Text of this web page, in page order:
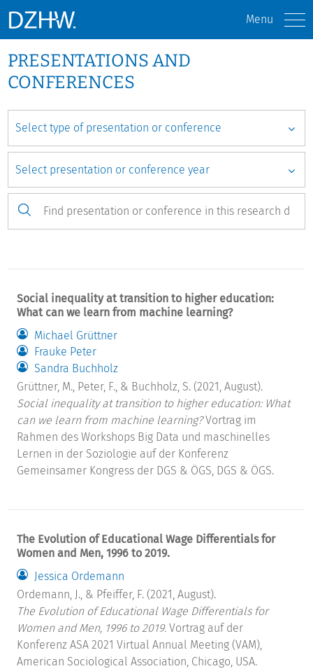
Menu
PRESENTATIONS AND
CONFERENCES
Social inequality at transition to higher education:
What can we learn from machine learning?
Michael Grüttner
Frauke Peter
Sandra Buchholz
Grüttner, M., Peter, F., & Buchholz, S. (2021, August).
Social inequality at transition to higher education: What
can we learn from machine learning?Vortrag im
Rahmen des Workshops Big Data und maschinelles
Lernen in der Soziologie auf der Konferenz
Gemeinsamer Kongress der DGS & ÖGS, DGS & ÖGS.
The Evolution of Educational Wage Differentials for
Women and Men, 1996 to 2019.
Jessica Ordemann
Ordemann, J., & Pfeiffer, F. (2021, August).
The Evolution of Educational Wage Differentials for
Women and Men, 1996 to 2019. Vortrag auf der
Konferenz ASA 2021 Virtual Annual Meeting (VAM),
American Sociological Association, Chicago, USA.